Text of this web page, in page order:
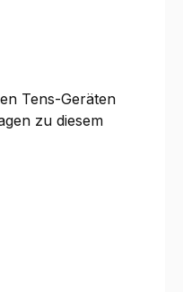
Tens-Geräten
zu diesem